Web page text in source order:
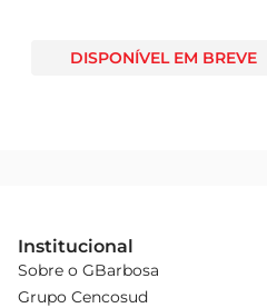
DISPONÍVEL EM BREVE
Institucional
Sobre o GBarbosa
Grupo Cencosud